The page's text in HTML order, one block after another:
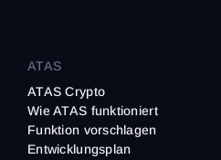
ATAS
ATAS Crypto
Wie ATAS funktioniert
Funktion vorschlagen
Entwicklungsplan